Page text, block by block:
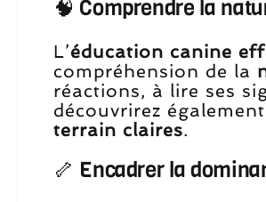
🧠 Comprendre la
L’éducation canine
compréhension de la
réactions, à lire ses
découvrirez
terrain claires.
🦴 Encadrer la